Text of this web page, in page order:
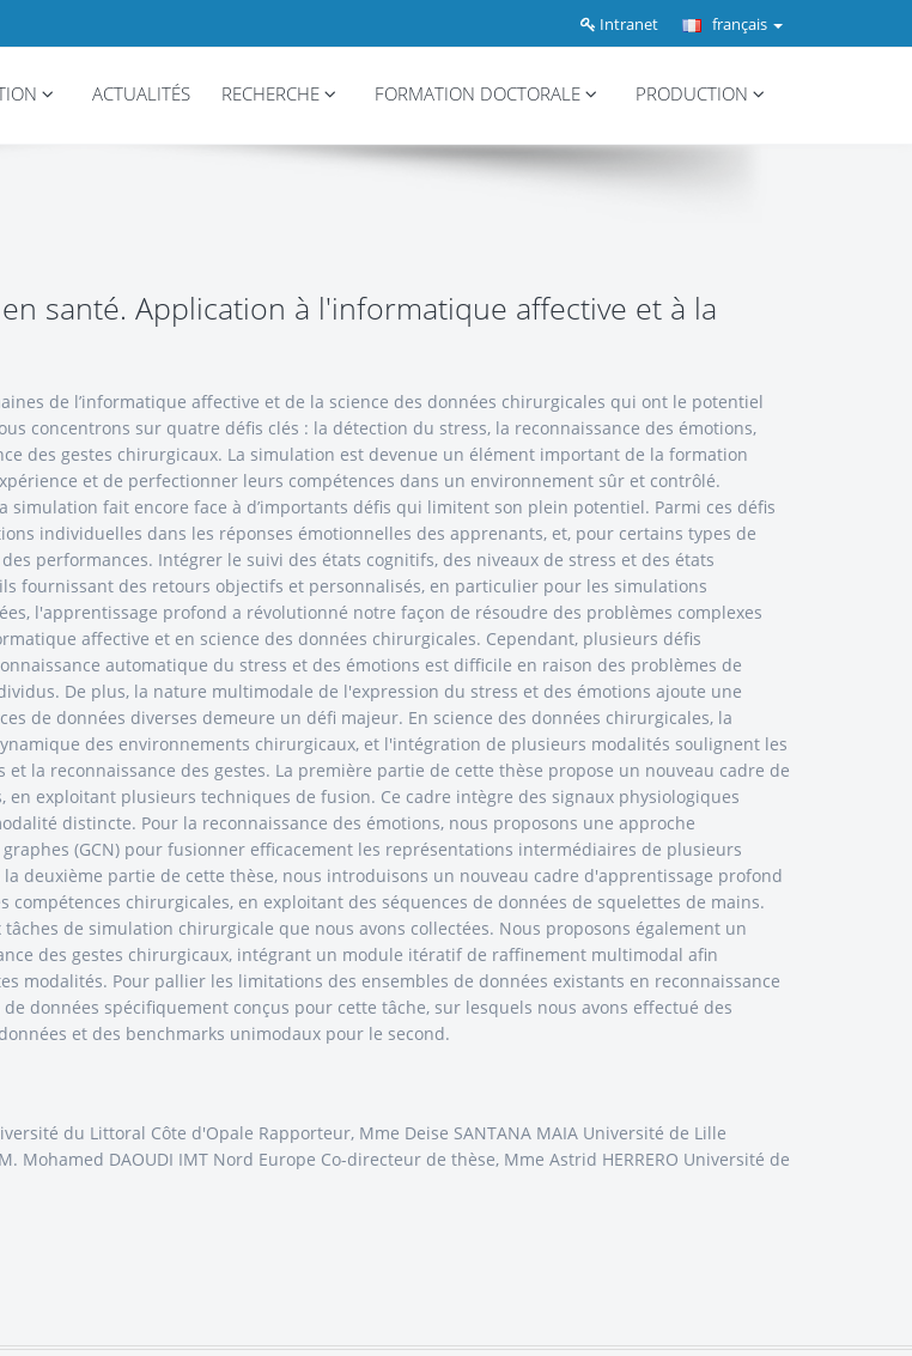
français
Intranet
ACTUALITÉS RECHERCHE FORMATION DOCTORALE PRODUCTION
santé. Application à l'informatique affective et à la
de l’informatique affective et de la science des données chirurgicales qui ont le potentiel
concentrons sur quatre défis clés : la détection du stress, la reconnaissance des émotions,
des gestes chirurgicaux. La simulation est devenue un élément important de la formation
et de perfectionner leurs compétences dans un environnement sûr et contrôlé.
simulation fait encore face à d’importants défis qui limitent son plein potentiel. Parmi ces défis
individuelles dans les réponses émotionnelles des apprenants, et, pour certains types de
performances. Intégrer le suivi des états cognitifs, des niveaux de stress et des états
fournissant des retours objectifs et personnalisés, en particulier pour les simulations
l'apprentissage profond a révolutionné notre façon de résoudre des problèmes complexes
affective et en science des données chirurgicales. Cependant, plusieurs défis
automatique du stress et des émotions est difficile en raison des problèmes de
De plus, la nature multimodale de l'expression du stress et des émotions ajoute une
de données diverses demeure un défi majeur. En science des données chirurgicales, la
des environnements chirurgicaux, et l'intégration de plusieurs modalités soulignent les
la reconnaissance des gestes. La première partie de cette thèse propose un nouveau cadre de
exploitant plusieurs techniques de fusion. Ce cadre intègre des signaux physiologiques
distincte. Pour la reconnaissance des émotions, nous proposons une approche
(GCN) pour fusionner efficacement les représentations intermédiaires de plusieurs
deuxième partie de cette thèse, nous introduisons un nouveau cadre d'apprentissage profond
chirurgicales, en exploitant des séquences de données de squelettes de mains.
de simulation chirurgicale que nous avons collectées. Nous proposons également un
des gestes chirurgicaux, intégrant un module itératif de raffinement multimodal afin
Pour pallier les limitations des ensembles de données existants en reconnaissance
données spécifiquement conçus pour cette tâche, sur lesquels nous avons effectué des
et des benchmarks unimodaux pour le second.
du Littoral Côte d'Opale Rapporteur, Mme Deise SANTANA MAIA Université de Lille
Mohamed DAOUDI IMT Nord Europe Co-directeur de thèse, Mme Astrid HERRERO Université de